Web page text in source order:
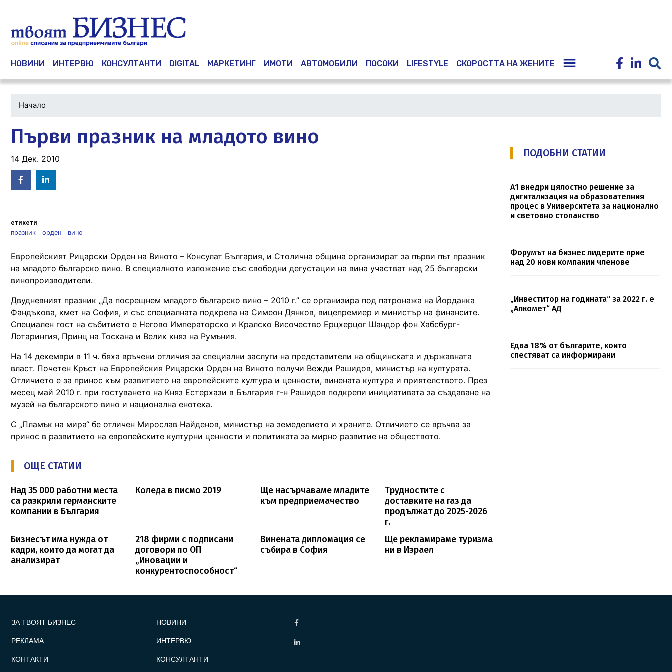
Main navigation
НОВИНИ ИНТЕРВЮ КОНСУЛТАНТИ DIGITAL МАРКЕТИНГ ИМОТИ АВТОМОБИЛИ ПОСОКИ LIFESTYLE СКОРОСТТА НА ЖЕНИТЕ
Начало
Първи празник на младото вино
14 Дек. 2010
Facebook
in
етикети
празник
орден вино
Европейският Рицарски Орден на Виното – Консулат България, и Столична община организират за първи път празник
на младото българско вино. В специалното изложение със свободни дегустации на вина участват над 25 български
винопроизводители.
Двудневният празник „Да посрещнем младото българско вино – 2010 г.” се организира под патронажа на Йорданка
Фандъкова, кмет на София, и със специалната подкрепа на Симеон Дянков, вицепремиер и министър на финансите.
Специален гост на събитието е Негово Императорско и Кралско Височество Ерцхерцог Шандор фон Хабсбург-
Лотарингия, Принц на Тоскана и Велик княз на Румъния.
На 14 декември в 11 ч. бяха връчени отличия за специални заслуги на представители на общинската и държавната
власт. Почетен Кръст на Европейския Рицарски Орден на Виното получи Вежди Рашидов, министър на културата.
Отличието е за принос към развитието на европейските култура и ценности, винената култура и приятелството. През
месец май 2010 г. при гостуването на Княз Естерхази в България г-н Рашидов подкрепи инициативата за създаване на
музей на българското вино и национална енотека.
С „Пламък на мира“ бe отличен Мирослав Найденов, министър на земеделието и храните. Отличието се връчва за
принос в развитието на европейските културни ценности и политиката за мирно развитие на обществото.
ОЩЕ СТАТИИ
Над 35 000 работни места
са разкрили германските
компании в България
Коледа в писмо 2019
Ще насърчаваме младите
към предприемачество
Трудностите с
доставките на газ да
продължат до 2025-2026
г.
Бизнесът има нужда от
кадри, които да могат да
анализират
218 фирми с подписани
договори по ОП
„Иновации и
конкурентоспособност“
Винената дипломация се
събира в София
Ще рекламираме туризма
ни в Израел
ПОДОБНИ СТАТИИ
А1 внедри цялостно решение за
дигитализация на образователния
процес в Университета за национално
и световно стопанство
Форумът на бизнес лидерите прие
над 20 нови компании членове
„Инвеститор на годината“ за 2022 г. е
„Алкомет“ АД
Едва 18% от българите, които
спестяват са информирани
ЗА ТВОЯТ БИЗНЕС
РЕКЛАМА
КОНТАКТИ
НОВИНИ
ИНТЕРВЮ
КОНСУЛТАНТИ